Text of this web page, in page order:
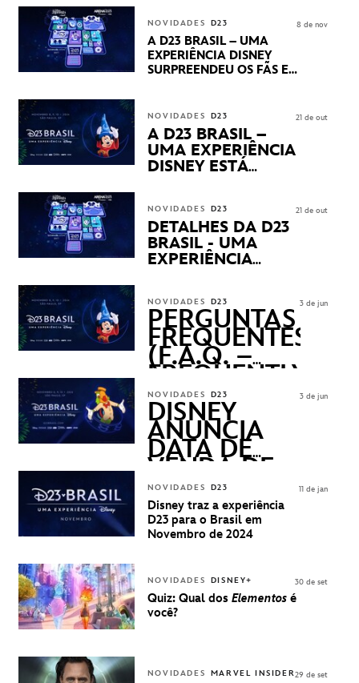
STUDIOS REVELARAM
PRÉVIAS E NOVIDADES
DOS SEUS PRÓXIMOS
LANÇAMENTOS
NOVIDADES D23
A D23 BRASIL – UMA
EXPERIÊNCIA DISNEY
SURPREENDEU OS FÃS EM
APRESENTAÇÕES E
PRODUTOS EXCLUSIVOS
NO TRANSAMÉRICA EXPO
CENTER EM SÃO PAULO
8 de nov
NOVIDADES D23
A D23 BRASIL –
UMA EXPERIÊNCIA
DISNEY ESTÁ
21 de out
NOVIDADES D23
DETALHES DA D23
BRASIL - UMA
EXPERIÊNCIA
21 de out
NOVIDADES D23
PERGUNTAS
FREQUENTES
(F.A.Q. –
FREQUENTLY
ASKED
QUESTIONS)
3 de jun
NOVIDADES D23
DISNEY
ANUNCIA
DATA DE
VENDA DE
INGRESSOS
PARA A D23
BRASIL -
UMA
DISNEY
3 de jun
NOVIDADES D23
Disney traz a experiência
D23 para o Brasil em
Novembro de 2024
11 de jan
NOVIDADES DISNEY+
Quiz: Qual dos Elementos é
você?
30 de set
NOVIDADES MARVEL INSIDER29 de set